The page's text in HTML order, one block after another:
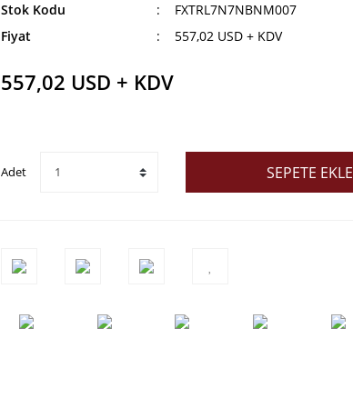
Stok Kodu
FXTRL7N7NBNM007
Fiyat
557,02 USD + KDV
557,02 USD + KDV
Adet SEPETE EKLE